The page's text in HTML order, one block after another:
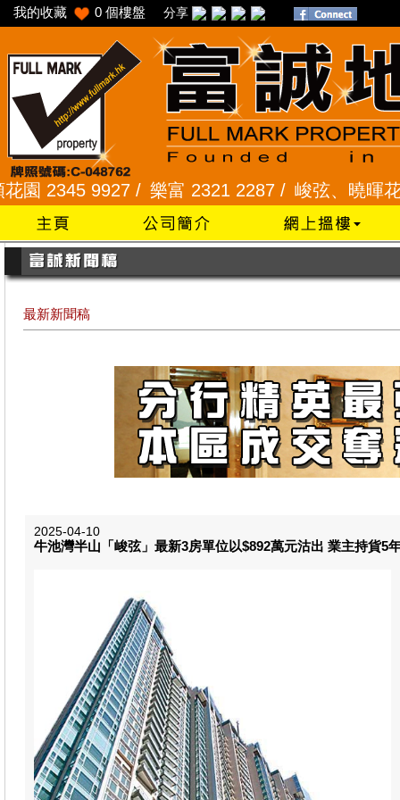
我的收藏 0 個樓盤 分享
9927 /樂富 2321 2287 /峻弦、曉暉花園 2345
最新新聞稿
2025-04-10
牛池灣半山「峻弦」最新3房單位以$892萬元沽出 業主持貨5